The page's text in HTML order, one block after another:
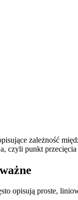
zależność
czyli punkt
opisują proste,